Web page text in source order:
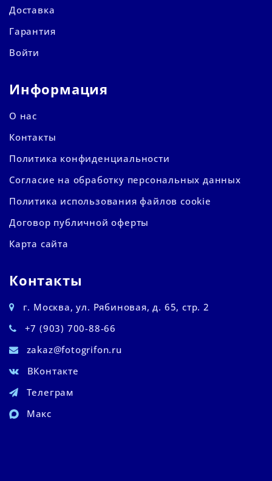
Доставка
Гарантия
Войти
Информация
О нас
Контакты
Политика конфиденциальности
Согласие на обработку персональных данных
Политика использования файлов cookie
Договор публичной оферты
Карта сайта
Контакты
г. Москва, ул. Рябиновая, д. 65, стр. 2
+7 (903) 700-88-66
zakaz@fotogrifon.ru
ВКонтакте
Телеграм
Макс